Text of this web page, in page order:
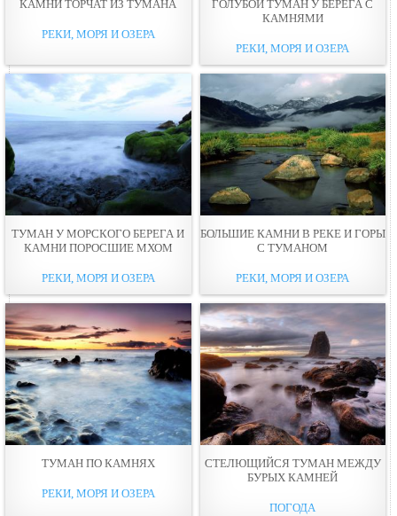
КАМНИ ТОРЧАТ ИЗ ТУМАНА
РЕКИ, МОРЯ И ОЗЕРА
ГОЛУБОЙ ТУМАН У БЕРЕГА С
КАМНЯМИ
РЕКИ, МОРЯ И ОЗЕРА
ТУМАН У МОРСКОГО БЕРЕГА И
КАМНИ ПОРОСШИЕ МХОМ
РЕКИ, МОРЯ И ОЗЕРА
БОЛЬШИЕ КАМНИ В РЕКЕ И ГОРЫ
С ТУМАНОМ
РЕКИ, МОРЯ И ОЗЕРА
ТУМАН ПО КАМНЯХ
РЕКИ, МОРЯ И ОЗЕРА
СТЕЛЮЩИЙСЯ ТУМАН МЕЖДУ
БУРЫХ КАМНЕЙ
ПОГОДА